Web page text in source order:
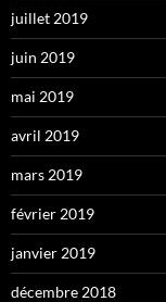
juillet 2019
juin 2019
mai 2019
avril 2019
mars 2019
février 2019
janvier 2019
décembre 2018